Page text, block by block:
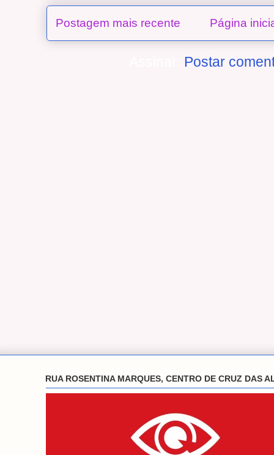
Postagem mais recente Página
Postar
RUA ROSENTINA MARQUES, CENTRO DE CRUZ DAS